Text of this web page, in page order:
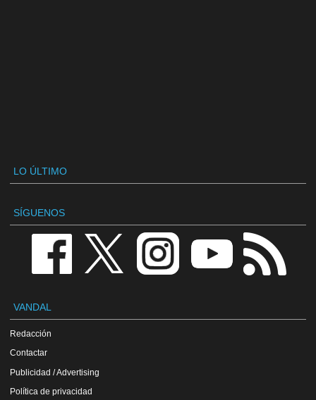
LO ÚLTIMO
SÍGUENOS
VANDAL
Redacción
Contactar
Publicidad / Advertising
Política de privacidad